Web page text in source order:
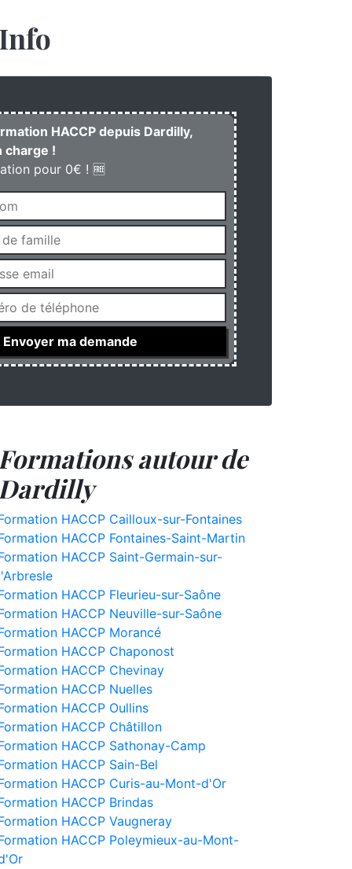
HACCP depuis Dardilly,
charge !
pour 0€ ! 🆓
Formations autour de
Dardilly
HACCP Cailloux-sur-Fontaines
HACCP Fontaines-Saint-Martin
HACCP Saint-Germain-sur-
HACCP Fleurieu-sur-Saône
HACCP Neuville-sur-Saône
HACCP Morancé
HACCP Chaponost
HACCP Chevinay
HACCP Nuelles
HACCP Oullins
HACCP Châtillon
HACCP Sathonay-Camp
HACCP Sain-Bel
HACCP Curis-au-Mont-d'Or
HACCP Brindas
HACCP Vaugneray
HACCP Poleymieux-au-Mont-